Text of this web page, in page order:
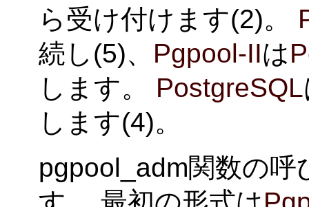
ら受け付けます(2)。
続し(5)、 Pgpool-IIは
します。 PostgreSQL
します(4)。
pgpool_adm関数の